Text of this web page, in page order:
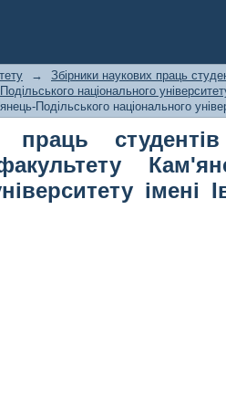
студентів та
→ Збірники наукових праць
національного
Подільського національного
праць
імені